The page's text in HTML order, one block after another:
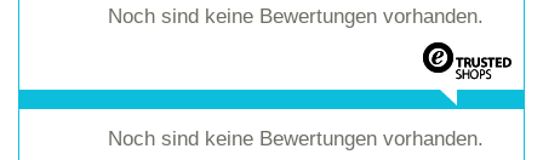
Noch sind keine Bewertungen vorhanden.
Noch sind keine Bewertungen vorhanden.